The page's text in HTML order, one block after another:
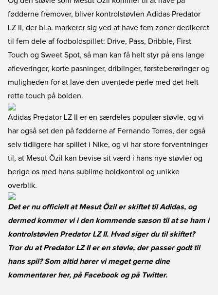
fødderne fremover, bliver kontrolstøvlen Adidas Predator
LZ II, der bl.a. markerer sig ved at have fem zoner dedikeret
til fem dele af fodboldspillet: Drive, Pass, Dribble, First
Touch og Sweet Spot, så man kan få helt styr på ens lange
afleveringer, korte pasninger, driblinger, førsteberøringer og
muligheden for at lave den uventede perle med det helt
rette touch på bolden.
Adidas Predator LZ II er en særdeles populær støvle, og vi
har også set den på fødderne af Fernando Torres, der også
selv tidligere har spillet i Nike, og vi har store forventninger
til, at Mesut Özil kan bevise sit værd i hans nye støvler og
berige os med hans sublime boldkontrol og unikke
overblik.
Det er nu officielt at Mesut Özil er skiftet til Adidas, og
dermed kommer vi i den kommende sæson til at se ham i
kontrolstøvlen Predator LZ II. Hvad siger du til skiftet?
Tror du at Predator LZ II er en støvle, der passer godt til
hans spil? Som altid hører vi meget gerne dine
kommentarer her, på Facebookog på Twitter.